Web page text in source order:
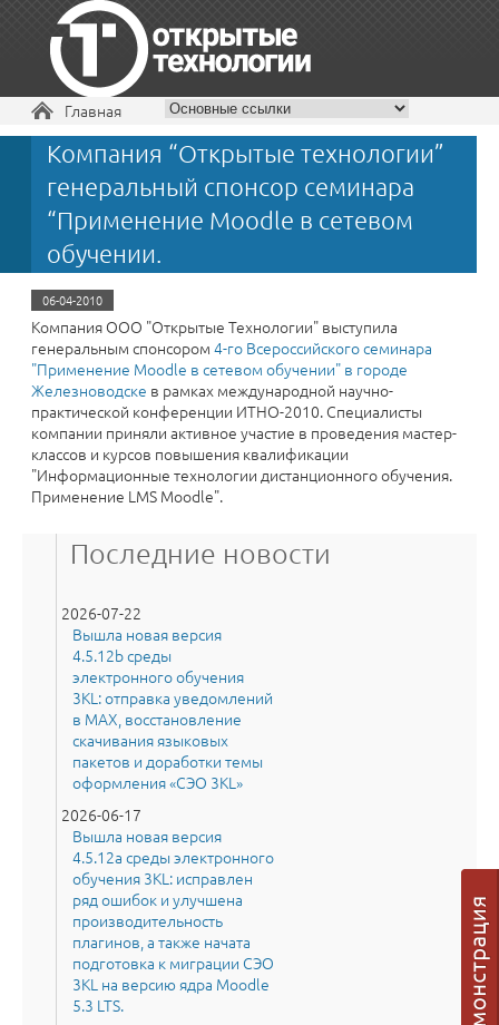
+7 495 229-30-72
Вы здесь
Главная
Компания “Открытые технологии”
генеральный спонсор семинара
“Применение Moodle в сетевом
обучении.
06-04-2010
Компания ООО "Открытые Технологии" выступила
генеральным спонсором 4-го Всероссийского семинара
"Применение Moodle в сетевом обучении" в городе
Железноводске в рамках международной научно-
практической конференции ИТНО-2010. Специалисты
компании приняли активное участие в проведения мастер-
классов и курсов повышения квалификации
"Информационные технологии дистанционного обучения.
Применение LMS Moodle".
Последние новости
2026-07-22
Вышла новая версия
4.5.12b среды
электронного обучения
3KL: отправка уведомлений
в MAX, восстановление
скачивания языковых
пакетов и доработки темы
оформления «СЭО 3KL»
2026-06-17
Вышла новая версия
4.5.12a среды электронного
обучения 3KL: исправлен
ряд ошибок и улучшена
производительность
плагинов, а также начата
подготовка к миграции СЭО
3KL на версию ядра Moodle
5.3 LTS.